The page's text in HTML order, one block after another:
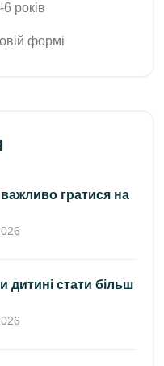
років
формі
гратися на
дитині стати більш